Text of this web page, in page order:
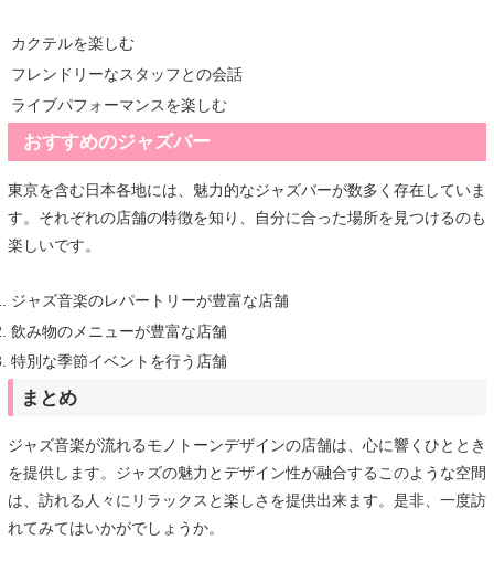
カクテルを楽しむ
フレンドリーなスタッフとの会話
ライブパフォーマンスを楽しむ
おすすめのジャズバー
東京を含む日本各地には、魅力的なジャズバーが数多く存在していま
す。それぞれの店舗の特徴を知り、自分に合った場所を見つけるのも
楽しいです。
ジャズ音楽のレパートリーが豊富な店舗
飲み物のメニューが豊富な店舗
特別な季節イベントを行う店舗
まとめ
ジャズ音楽が流れるモノトーンデザインの店舗は、心に響くひととき
を提供します。ジャズの魅力とデザイン性が融合するこのような空間
は、訪れる人々にリラックスと楽しさを提供出来ます。是非、一度訪
れてみてはいかがでしょうか。